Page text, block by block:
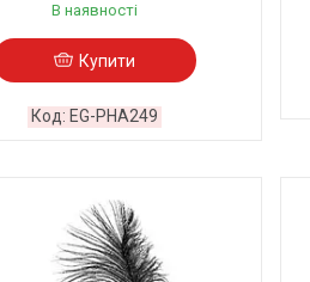
В наявності
Купити
EG-PHA249